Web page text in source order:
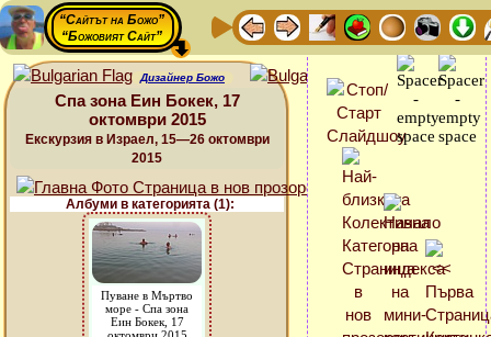
“Сайтът на Божо”
“Божовият Сайт”
Дизайнер Божо
Спа зона Еин Бокек, 17
октомври 2015
Екскурзия в Израел, 15—26 октомври
2015
Албуми в категорията (1):
Пуване в Мъртво
море - Спа зона
Еин Бокек, 17